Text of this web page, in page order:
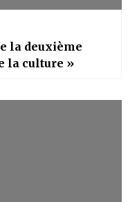
la deuxième
la culture »